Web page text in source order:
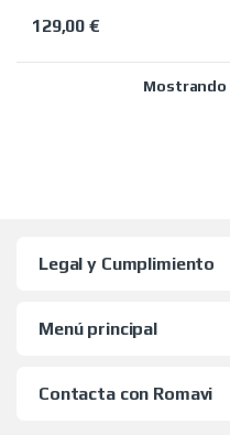
129,00€
Este producto tiene
Mostrando
Legal y Cumplimiento
Menú principal
Contacta con Romavi